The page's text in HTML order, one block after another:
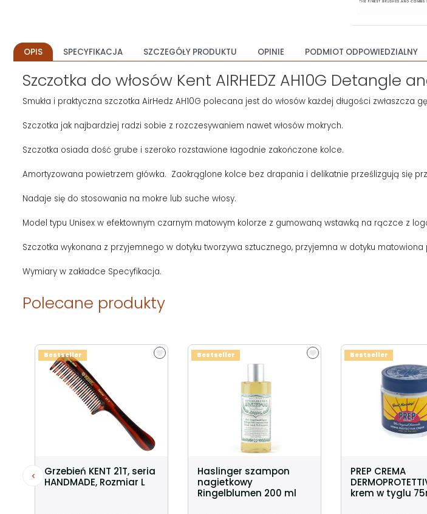
OPIS SPECYFIKACJA SZCZEGÓŁY PRODUKTU OPINIE PODMIOT ODPOWIEDZIALNY
Szczotka do włosów Kent AIRHEDZ AH10G
Smukła i praktyczna szczotka AirHedz AH10G polecana jest do włosów każdej długości zwłaszcza
Szczotka jak najbardziej radzi sobie z rozczesywaniem nawet włosów mokrych.
Szczotka osiada dość grube i szeroko rozstawione łagodnie zakończone kolce.
Amortyzowana powietrzem główka. Zaokrąglone kolce bez drapania i delikatnie prześlizgują się
Nadaje się do stosowania na mokre lub suche włosy.
Model typu Unisex w efektownym czarnym matowym kolorze z gumowaną wstawką na rączce z
Szczotka wykonana z przyjemnego w dotyku tworzywa sztucznego, przyjemna w dotyku matowiona
Wymiary w zakładce Specyfikacja.
Polecane produkty
Grzebień KENT 21T, seria
HANDMADE, Rozmiar L
Bestseller
Haslinger szampon
nagietkowy
Ringelblumen 200 ml
Bestseller
PREP CREMA
krem w tyglu
Bestseller